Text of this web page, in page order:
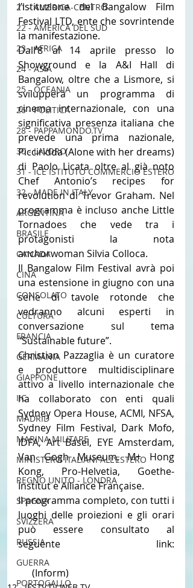
21 - AMERICA-CENTRO
22 - AMERICA DEL SUD
23 - AFRICA
24 - ASIA
25 - OCEANIA
26 - POLITICA
28 - PAPPAMONDO.TV
30 - LAVORO
31 - ICE ISTITUTO COMMERCIO ESTERO
32 - MADE IN ITALY
ARGENTINA
BRASILE
CANADA
CINA
CONSOLATO
CULTURA
FRANCIA
GERMANIA
GIAPPONE
IIC
MADRID
MARINA MILITARE
MINISTERO ITALIANI ALL'ESTERO
REGNO UNITO - LONDRA
SPAGNA
SVIZZERA
RUSSIA
GUERRA
PORTOGALLO
l’istituzione del Bangalow Film
Festival LTD, ente che sovrintende
la manifestazione.
Dall’8 al 14 aprile presso lo
Showground e la A&I Hall di
Bangalow, oltre che a Lismore, si
svilupperà un programma di
cinema internazionale, con una
significativa presenza italiana che
prevede una prima nazionale,
Picciridda (Alone with her dreams)
di Paolo Licata oltre al già noto
Chef Antonio’s recipes for
revolution di Trevor Graham. Nel
programma è incluso anche Little
Tornadoes che vede tra i
protagonisti la nota
anchorwoman Silvia Colloca.
Il Bangalow Film Festival avrà poi
una estensione in giugno con una
serie di tavole rotonde che
vedranno alcuni esperti in
conversazione sul tema
“Sustainable future”.
Christian Pazzaglia è un curatore
e produttore multidisciplinare
attivo a livello internazionale che
ha collaborato con enti quali
Sydney Opera House, ACMI, NFSA,
Sydney Film Festival, Dark Mofo,
IDFA, Art Basel, EYE Amsterdam,
Van Gogh Museum, M+ Hong
Kong, Pro-Helvetia, Goethe-
Institut e Alliance Française.
Il programma completo, con tutti i
luoghi delle proiezioni e gli orari
può essere consultato al
https://bangalowfilmfestival.com.
(Inform)